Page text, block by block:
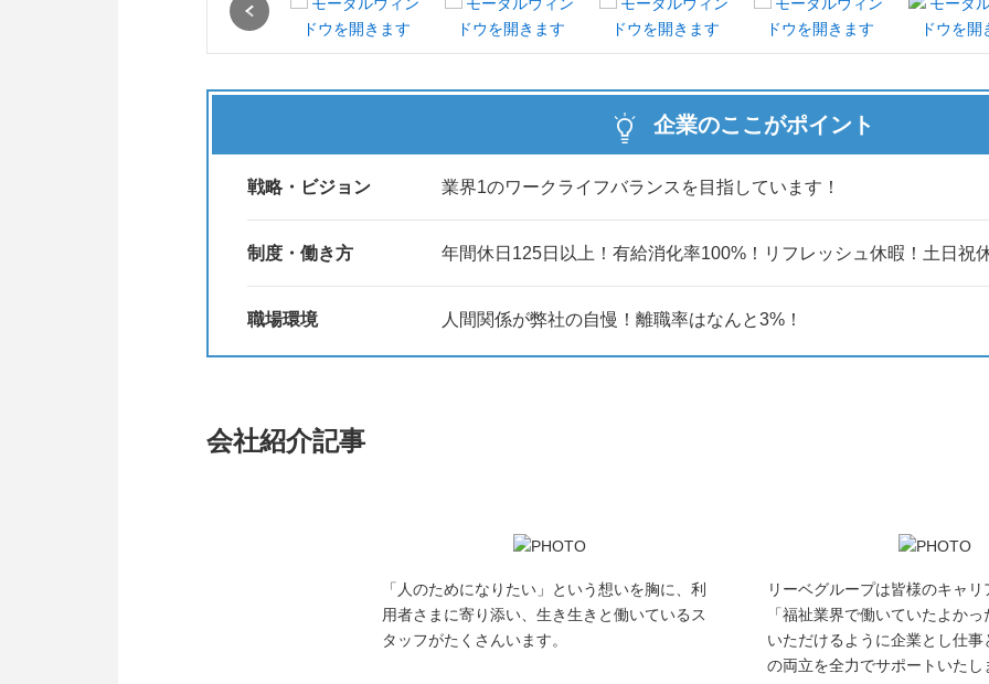
企業のここがポイント
戦略・ビジョン 業界1のワークライフバランスを目指しています！
制度・働き方 年間休日125日以上！有給消化率100%！リフレッシュ休暇！土日祝
職場環境 人間関係が弊社の自慢！離職率はなんと3%！
会社紹介記事
「人のためになりたい」という想いを胸に、利
用者さまに寄り添い、生き生きと働いているス
タッフがたくさんいます。
リーベグループは皆様のキャリ
「福祉業界で働いていたよか
いただけるように企業とし仕事
の両立を全力でサポートいたし